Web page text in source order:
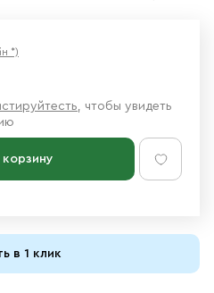
*)
, чтобы увидеть
в 1 клик